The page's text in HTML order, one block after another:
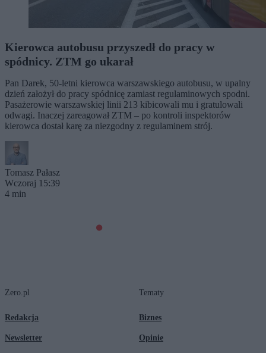
Kierowca autobusu przyszedł do pracy w
spódnicy. ZTM go ukarał
Pan Darek, 50-letni kierowca warszawskiego autobusu, w upalny
dzień założył do pracy spódnicę zamiast regulaminowych spodni.
Pasażerowie warszawskiej linii 213 kibicowali mu i gratulowali
odwagi. Inaczej zareagował ZTM – po kontroli inspektorów
kierowca dostał karę za niezgodny z regulaminem strój.
Tomasz Pałasz
Wczoraj 15:39
4 min
Zero.pl
Redakcja
Newsletter
Tematy
Biznes
Opinie